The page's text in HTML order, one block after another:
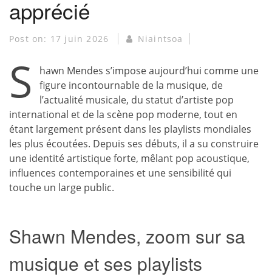
apprécié
Post on: 17 juin 2026 Niaintsoa
S
hawn Mendes s’impose aujourd’hui comme une
figure incontournable de la musique, de
l’actualité musicale, du statut d’artiste pop
international et de la scène pop moderne, tout en
étant largement présent dans les playlists mondiales
les plus écoutées. Depuis ses débuts, il a su construire
une identité artistique forte, mêlant pop acoustique,
influences contemporaines et une sensibilité qui
touche un large public.
Shawn Mendes, zoom sur sa
musique et ses playlists